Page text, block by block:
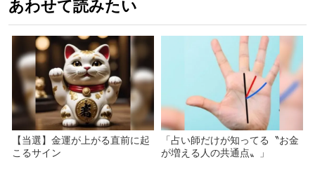
あわせて読みたい
【当選】金運が上がる直前に起
こるサイン
「占い師だけが知ってる〝お金
が増える人の共通点〟」